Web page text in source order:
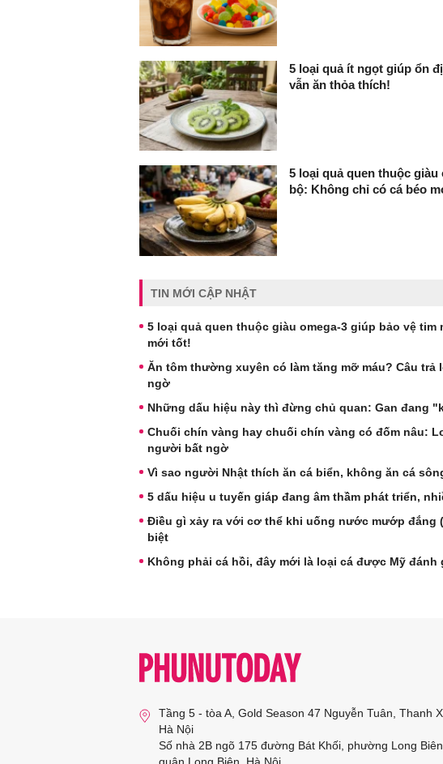
5 loại quả ít ngọt giúp ổn
vẫn ăn thỏa thích!
5 loại quả quen thuộc giàu
bộ: Không chỉ có cá béo
TIN MỚI CẬP NHẬT
5 loại quả quen thuộc giàu omega-3 giúp bảo vệ
mới tốt!
Ăn tôm thường xuyên có làm tăng mỡ máu? Câu
ngờ
Những dấu hiệu này thì đừng chủ quan: Gan đang
Chuối chín vàng hay chuối chín vàng có đốm nâu:
người bất ngờ
Vì sao người Nhật thích ăn cá biển, không ăn cá
5 dấu hiệu u tuyến giáp đang âm thầm phát triển,
Điều gì xảy ra với cơ thể khi uống nước mướp đắng
biệt
Không phải cá hồi, đây mới là loại cá được Mỹ
Tầng 5 - tòa A, Gold Season 47 Nguyễn Tuân, Thanh
Hà Nội
Số nhà 2B ngõ 175 đường Bát Khối, phường Long Biên,